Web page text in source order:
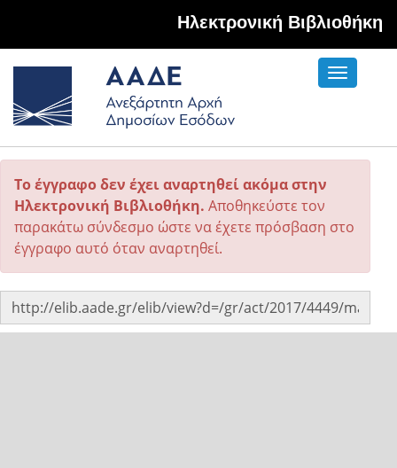
Hλεκτρονική Βιβλιοθήκη
Toggle
Το έγγραφο δεν έχει αναρτηθεί ακόμα στην
Ηλεκτρονική Βιβλιοθήκη. Αποθηκεύστε τον
παρακάτω σύνδεσμο ώστε να έχετε πρόσβαση στο
έγγραφο αυτό όταν αναρτηθεί.